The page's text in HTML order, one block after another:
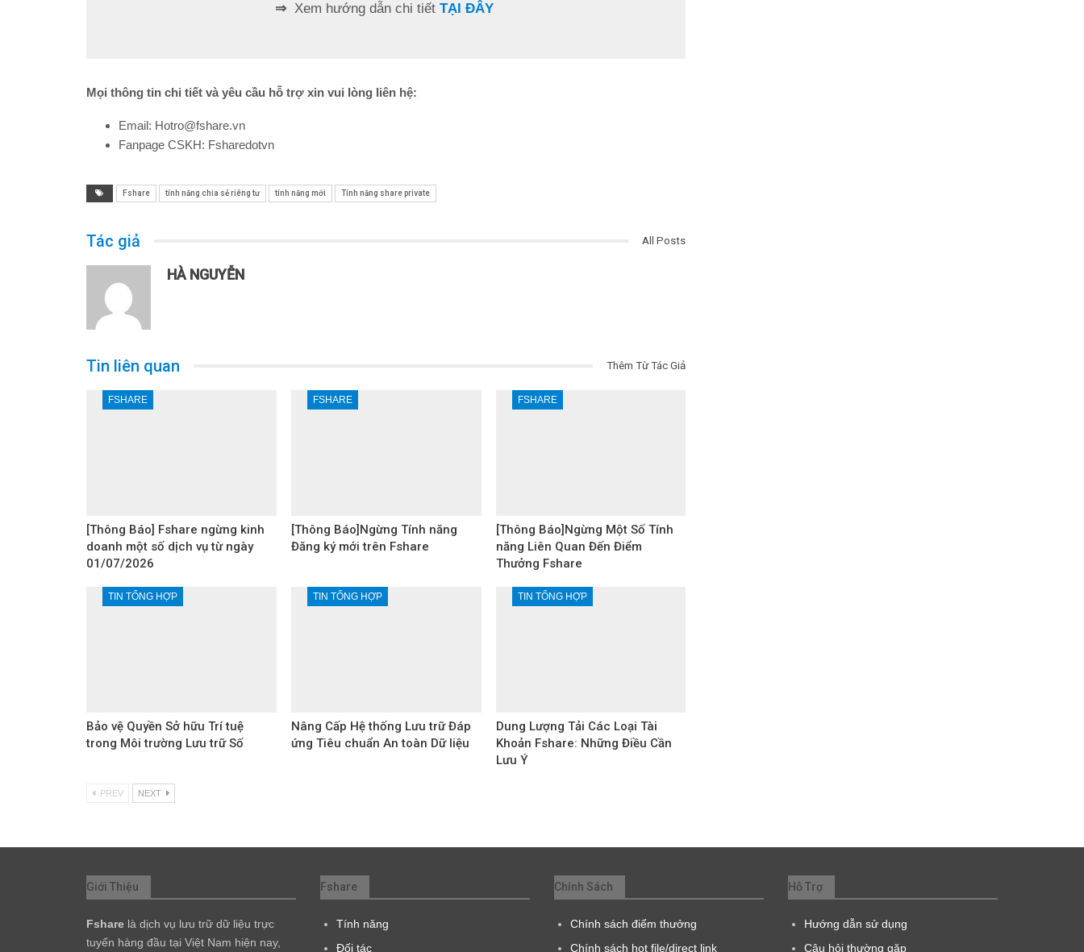
⇒ Xem hướng dẫn chi tiết TẠI ĐÂY
Mọi thông tin chi tiết và yêu cầu hỗ trợ xin vui lòng liên hệ:
Email: Hotro@fshare.vn
Fanpage CSKH: Fsharedotvn
Fshare tính năng chia sẻ riêng tư tính năng mới Tính năng share private
Tác giả All Posts
HÀ NGUYỄN
Tin liên quan Thêm Từ Tác Giả
FSHARE
[Thông Báo] Fshare ngừng kinh
doanh một số dịch vụ từ ngày
01/07/2026
FSHARE
[Thông Báo]Ngừng Tính năng
Đăng ký mới trên Fshare
FSHARE
[Thông Báo]Ngừng Một Số Tính
năng Liên Quan Đến Điểm
Thưởng Fshare
TIN TỔNG HỢP
Bảo vệ Quyền Sở hữu Trí tuệ
trong Môi trường Lưu trữ Số
TIN TỔNG HỢP
Nâng Cấp Hệ thống Lưu trữ Đáp
ứng Tiêu chuẩn An toàn Dữ liệu
TIN TỔNG HỢP
Dung Lượng Tải Các Loại Tài
Khoản Fshare: Những Điều Cần
Lưu Ý
PREV NEXT
Giới Thiệu
Fshare là dịch vụ lưu trữ dữ liệu trực
tuyến hàng đầu tại Việt Nam hiện nay,
Fshare
Tính năng
Đối tác
Chính Sách
Chính sách điểm thưởng
Chính sách hot file/direct link
Hỗ Trợ
Hướng dẫn sử dụng
Câu hỏi thường gặp